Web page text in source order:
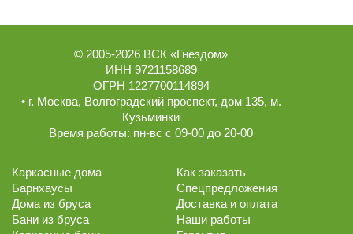
© 2005-2026 ВСК «Гнездом»
ИНН 9721158689
ОГРН 1227700114894
• г. Москва, Волгоградский проспект, дом 135, м.
Кузьминки
Время работы: пн-вс с 09-00 до 20-00
Каркасные дома
Барнхаусы
Дома из бруса
Бани из бруса
Как заказать
Спецпредложения
Доставка и оплата
Наши работы